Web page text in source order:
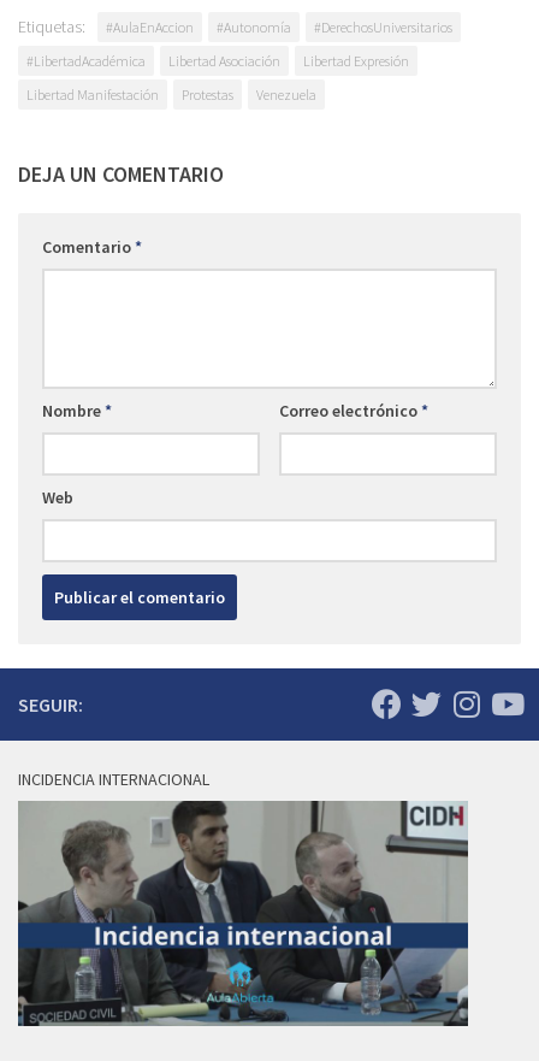
Etiquetas: #AulaEnAccion #Autonomía
#DerechosUniversitarios
#LibertadAcadémica
Libertad Asociación
Libertad Expresión
Libertad Manifestación
Protestas Venezuela
DEJA UN COMENTARIO
Comentario*
Nombre* Correo electrónico*
Web
SEGUIR:
INCIDENCIA INTERNACIONAL